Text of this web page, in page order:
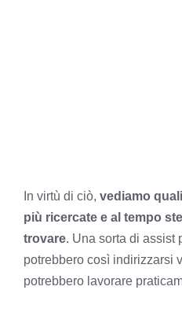
In virtù di ciò, vediamo
più ricercate e al tempo
trovare. Una sorta di assist
potrebbero così indirizzarsi
potrebbero lavorare